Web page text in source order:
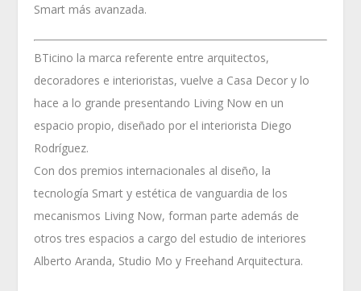
Smart más avanzada.
BTicino la marca referente entre arquitectos,
decoradores e interioristas, vuelve a Casa Decor y lo
hace a lo grande presentando Living Now en un
espacio propio, diseñado por el interiorista Diego
Rodríguez.
Con dos premios internacionales al diseño, la
tecnología Smart y estética de vanguardia de los
mecanismos Living Now, forman parte además de
otros tres espacios a cargo del estudio de interiores
Alberto Aranda, Studio Mo y Freehand Arquitectura.